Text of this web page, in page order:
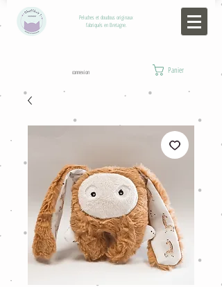
Peluches et doudous originaux
fabriqués en Bretagne.
connexion Panier